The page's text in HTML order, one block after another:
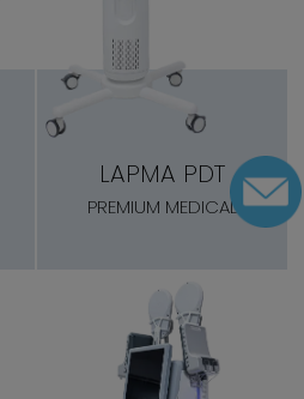
LAPMA PDT
PREMIUM MEDICAL